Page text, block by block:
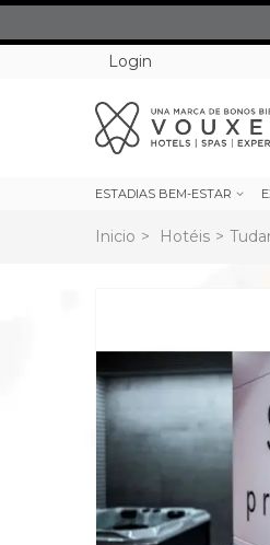
Login
ESTADIAS BEM-ESTAR
Inicio > Hotéis >